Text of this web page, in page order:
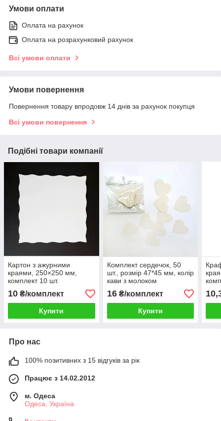
Умови оплати
Оплата на рахунок
Оплата на розрахунковий рахунок
Всі умови оплати
Умови повернення
Повернення товару впродовж 14 днів за рахунок покупця
Всі умови повернення
Подібні товари компанії
Картон з ажурними
краями, 250×250 мм,
комплект 10 шт.
10 ₴/комплект
Купити
Комплект сердечок, 50
шт., розмір 47*45 мм, колір
кави з молоком
16₴/комплект
Купити
Про нас
100% позитивних з 15 відгуків за рік
Працює з 14.02.2012
м. Одеса
Одеса, Україна